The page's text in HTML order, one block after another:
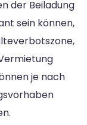
der Beiladung
sein können,
je nach